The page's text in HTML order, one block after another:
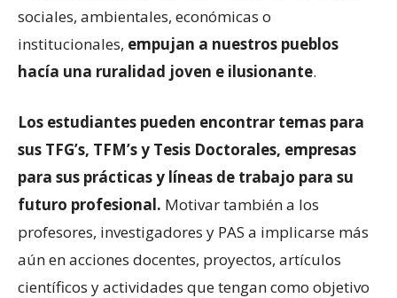
sociales, ambientales, económicas o
institucionales, empujan a nuestros pueblos
hacía una ruralidad joven e ilusionante.
Los estudiantes pueden encontrar temas para
sus TFG’s, TFM’s y Tesis Doctorales, empresas
para sus prácticas y líneas de trabajo para su
futuro profesional. Motivar también a los
profesores, investigadores y PAS a implicarse más
aún en acciones docentes, proyectos, artículos
científicos y actividades que tengan como objetivo